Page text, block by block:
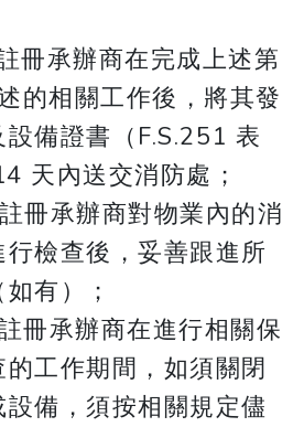
承辦商在完成上述第
的相關工作後，將其發
備證書（F.S.251 表
天內送交消防處；
承辦商對物業內的消
檢查後，妥善跟進所
有）；
承辦商在進行相關保
工作期間，如須關閉
備，須按相關規定儘